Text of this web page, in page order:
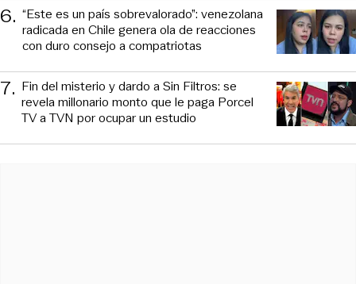
6. “Este es un país sobrevalorado”: venezolana
radicada en Chile genera ola de reacciones
con duro consejo a compatriotas
7. Fin del misterio y dardo a Sin Filtros: se
revela millonario monto que le paga Porcel
TV a TVN por ocupar un estudio